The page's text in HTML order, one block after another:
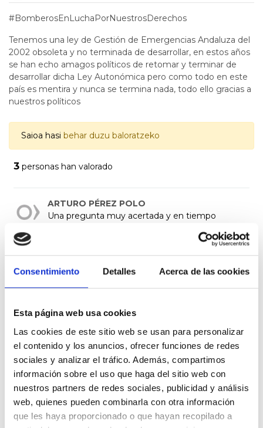
Consentimiento Detalles Acerca de las cookies
Esta página web usa cookies
Las cookies de este sitio web se usan para personalizar
el contenido y los anuncios, ofrecer funciones de redes
sociales y analizar el tráfico. Además, compartimos
información sobre el uso que haga del sitio web con
nuestros partners de redes sociales, publicidad y análisis
web, quienes pueden combinarla con otra información
que les haya proporcionado o que hayan recopilado a
#BomberosEnLuchaPorNuestrosDerechos
Tenemos una ley de Gestión de Emergencias Andaluza del
2002 obsoleta y no terminada de desarrollar, en estos años
se han echo amagos políticos de retomar y terminar de
desarrollar dicha Ley Autonómica pero como todo en este
país es mentira y nunca se termina nada, todo ello gracias a
nuestros políticos
Saioa hasi behar duzu baloratzeko
3 personas han valorado
ARTURO PÉREZ POLO
Una pregunta muy acertada y en tiempo
habláis en caliente, y todas esas excusas que se
emplean para tratar de restar legitimidad a una
compromiso.
Gehiago Ikusi
Jose Maria Sanchez Alcuadrado
Estoy de acuerdo con la pregunta y por eso la
apoyo, pero que podemos esperar de estos
"políticos" que sólo les preocupan losa
ciudadan@s cuando llegan elecciones ?
0| Erantzun |2018.10.10